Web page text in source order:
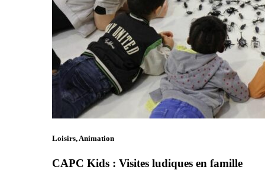
Loisirs, Animation
CAPC Kids : Visites ludiques en famille